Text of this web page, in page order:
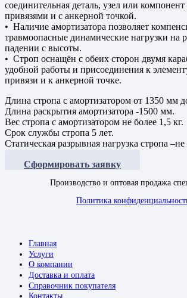
соединительная деталь, узел или компонент
привязями и с анкерной точкой.
• Наличие амортизатора позволяет
травмоопасные динамические нагрузки на
падении с высоты.
• Строп оснащён с обеих сторон двумя
удобной работы и присоединения к
привязи и к анкерной точке.
Длина стропа с амортизатором от 1350 мм
Длина раскрытия амортизатора -1500 мм.
Вес стропа с амортизатором не более 1,5 кг.
Срок службы стропа 5 лет.
Статическая разрывная нагрузка стропа
Сформировать заявку
Производство и оптовая продажа
Политика
Главная
Услуги
О компании
Доставка и оплата
Справочник покупателя
Контакты